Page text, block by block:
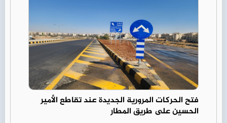
فتح الحركات المرورية الجديدة عند تقاطع الأمير
الحسين على طريق المطار